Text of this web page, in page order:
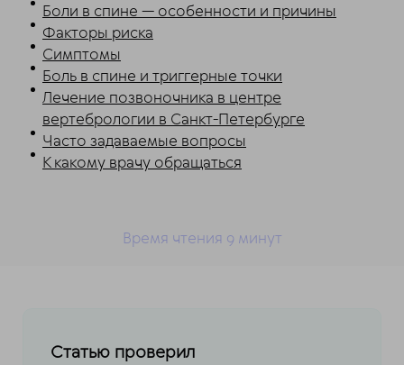
Боли в спине — особенности и причины
Факторы риска
Симптомы
Боль в спине и триггерные точки
Лечение позвоночника в центре
вертебрологии в Санкт-Петербурге
Часто задаваемые вопросы
К какому врачу обращаться
Время чтения 9 минут
Статью проверил